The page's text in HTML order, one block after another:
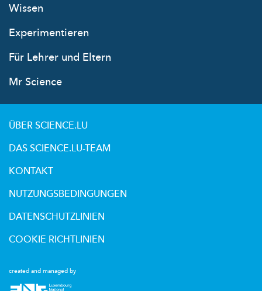
Wissen
Experimentieren
Für Lehrer und Eltern
Mr Science
created and managed by
ÜBER SCIENCE.LU
DAS SCIENCE.LU-TEAM
KONTAKT
NUTZUNGSBEDINGUNGEN
DATENSCHUTZLINIEN
COOKIE RICHTLINIEN